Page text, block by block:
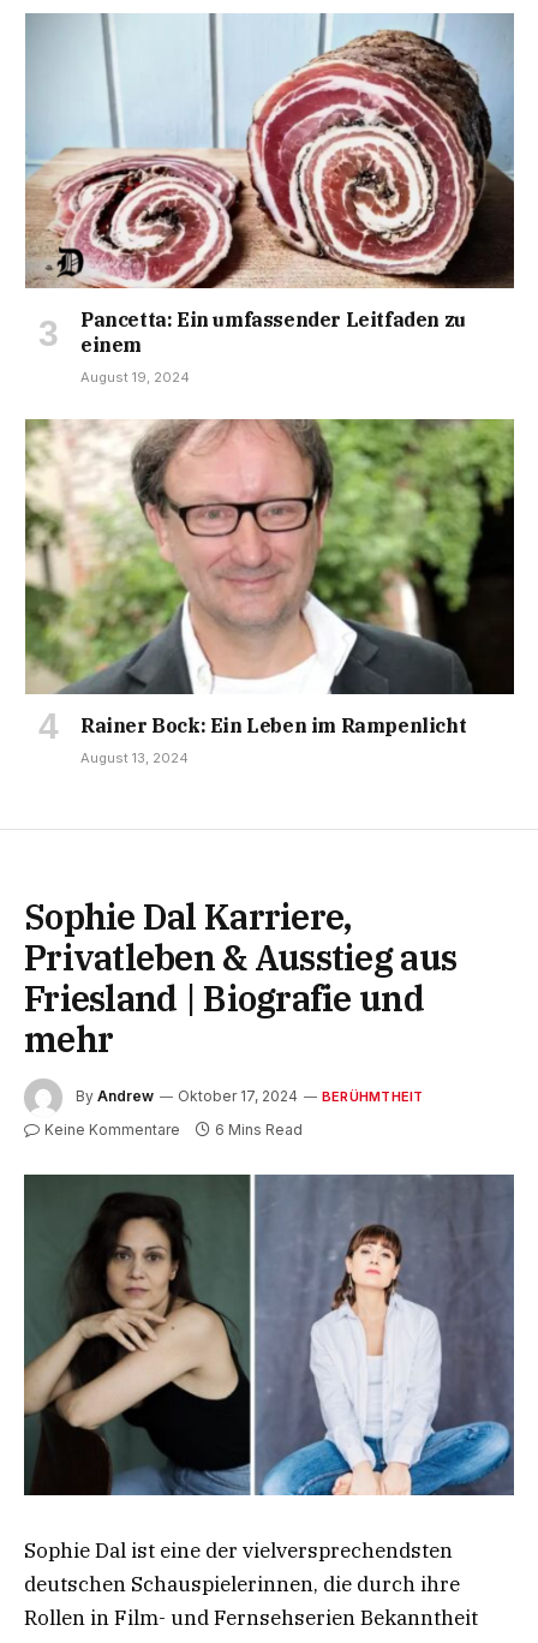
Pancetta: Ein umfassender Leitfaden zu
einem
August 19, 2024
Rainer Bock: Ein Leben im Rampenlicht
August 13, 2024
Sophie Dal Karriere,
Privatleben & Ausstieg aus
Friesland | Biografie und
mehr
By Andrew Oktober 17, 2024 BERÜHMTHEIT
Keine Kommentare 6 Mins Read
Sophie Dal ist eine der vielversprechendsten
deutschen Schauspielerinnen, die durch ihre
Rollen in Film- und Fernsehserien Bekanntheit